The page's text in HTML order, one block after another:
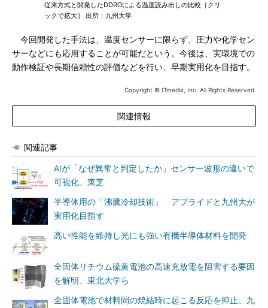
従来方式と開発したDDROによる温度読み出しの比較［クリ
ックで拡大］ 出所：九州大学
今回開発した手法は、温度センサーに限らず、圧力や化学セン
サーなどにも応用することが可能だという。今後は、実環境での
動作検証や長期信頼性の評価などを行い、早期実用化を目指す。
Copyright © ITmedia, Inc. All Rights Reserved.
関連情報
関連記事
AIが「なぜ異常と判定したか」センサー波形の違いで
可視化、東芝
半導体用の「沸騰冷却技術」 アプライドと九州大が
実用化目指す
高い性能を維持し光にも強い有機半導体材料を開発
全固体リチウム硫黄電池の高速充放電を阻害する要因
を解明、東北大学ら
全固体電池で材料間の焼結時に起こる反応を抑止、九